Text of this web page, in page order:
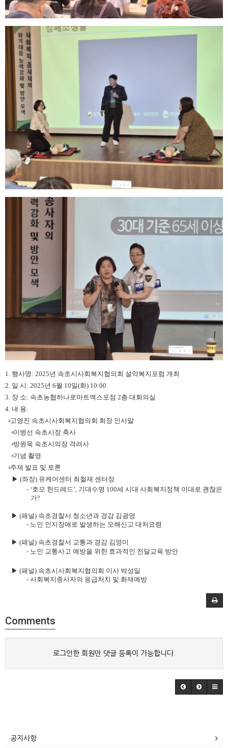
1. 행사명: 2025년 속초시사회복지협의회 설악복지포럼 개최
2. 일 시: 2025년 6월 10일(화) 10:00
3. 장 소: 속초농협하나로마트엑스포점 2층 대회의실
4. 내 용:
◦고영진 속초시사회복지협의회 회장 인사말
◦이병선 속초시장 축사
◦방원욱 속초시의장 격려사
◦기념 촬영
◦주제 발표 및 토론
▶ (좌장) 유케어센터 최철재 센터장
- ‘호모 헌드레드’, 기대수명 100세 시대 사회 복지정책 이대로 괜찮은
가?
▶ (패널) 속초경찰서 청소년과 경감 김광영
- 노인 인지장애로 발생하는 오해신고 대처요령
▶ (패널) 속초경찰서 교통과 경감 김영미
- 노인 교통사고 예방을 위한 효과적인 전달교육 방안
▶ (패널) 속초시사회복지협의회 이사 박성일
- 사회복지종사자의 응급처치 및 화재예방
Comments
로그인한 회원만 댓글 등록이 가능합니다.
공지사항